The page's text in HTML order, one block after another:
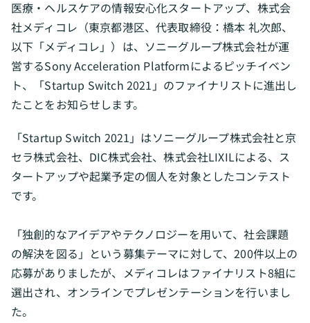
医療・ヘルスケアの情報安心化スタートアップ、株式会
社メディコレ（東京都港区、代表取締役：橋本 礼次郎、
以下「メディコレ」）は、ソニーグループ株式会社が運
営するSony Acceleration Platformによるピッチイベン
ト、「Startup Switch 2021」のファイナリストに進出し
たことをお知らせします。
「Startup Switch 2021」はソニーグループ株式会社と京
セラ株式会社、DIC株式会社、株式会社LIXILによる、ス
タートアップや起業予定の個人を対象としたコンテスト
です。
「独創的なアイデアやテクノロジーを用いて、社会課題
の解決を図る」という募集テーマに対して、200件以上の
応募がありましたが、メディコレはファイナリスト8組に
選出され、オンラインでプレゼンテーションを行いまし
た。